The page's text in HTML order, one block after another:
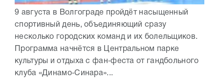
9 августа в Волгограде пройдёт насыщенный
спортивный день, объединяющий сразу
несколько городских команд и их болельщиков.
Программа начнётся в Центральном парке
культуры и отдыха с фан‑феста от гандбольного
клуба «Динамо‑Синара»...